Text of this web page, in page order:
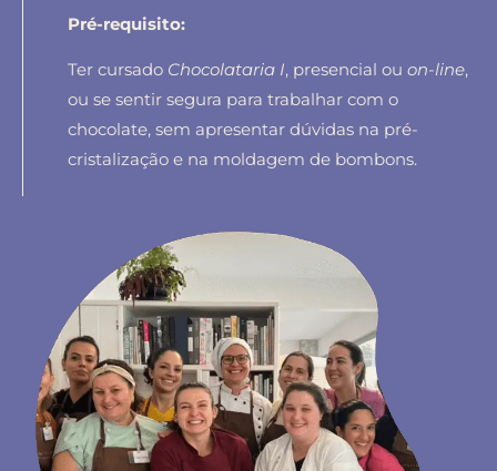
Pré-requisito:
Ter cursado Chocolataria I, presencial ou on-line,
ou se sentir segura para trabalhar com o
chocolate, sem apresentar dúvidas na pré-
cristalização e na moldagem de bombons.